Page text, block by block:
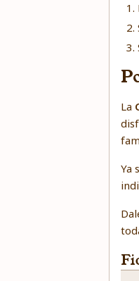
La
Ya